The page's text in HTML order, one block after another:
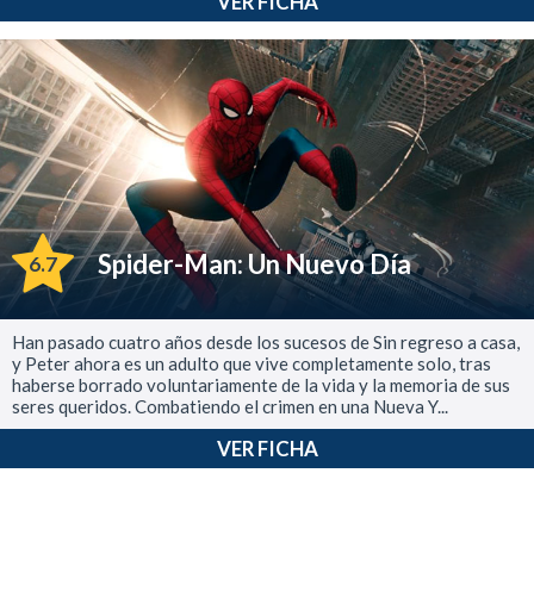
6.7 Spider-Man: Un Nuevo Día
Han pasado cuatro años desde los sucesos de Sin regreso a casa,
y Peter ahora es un adulto que vive completamente solo, tras
haberse borrado voluntariamente de la vida y la memoria de sus
seres queridos. Combatiendo el crimen en una Nueva Y...
VER FICHA